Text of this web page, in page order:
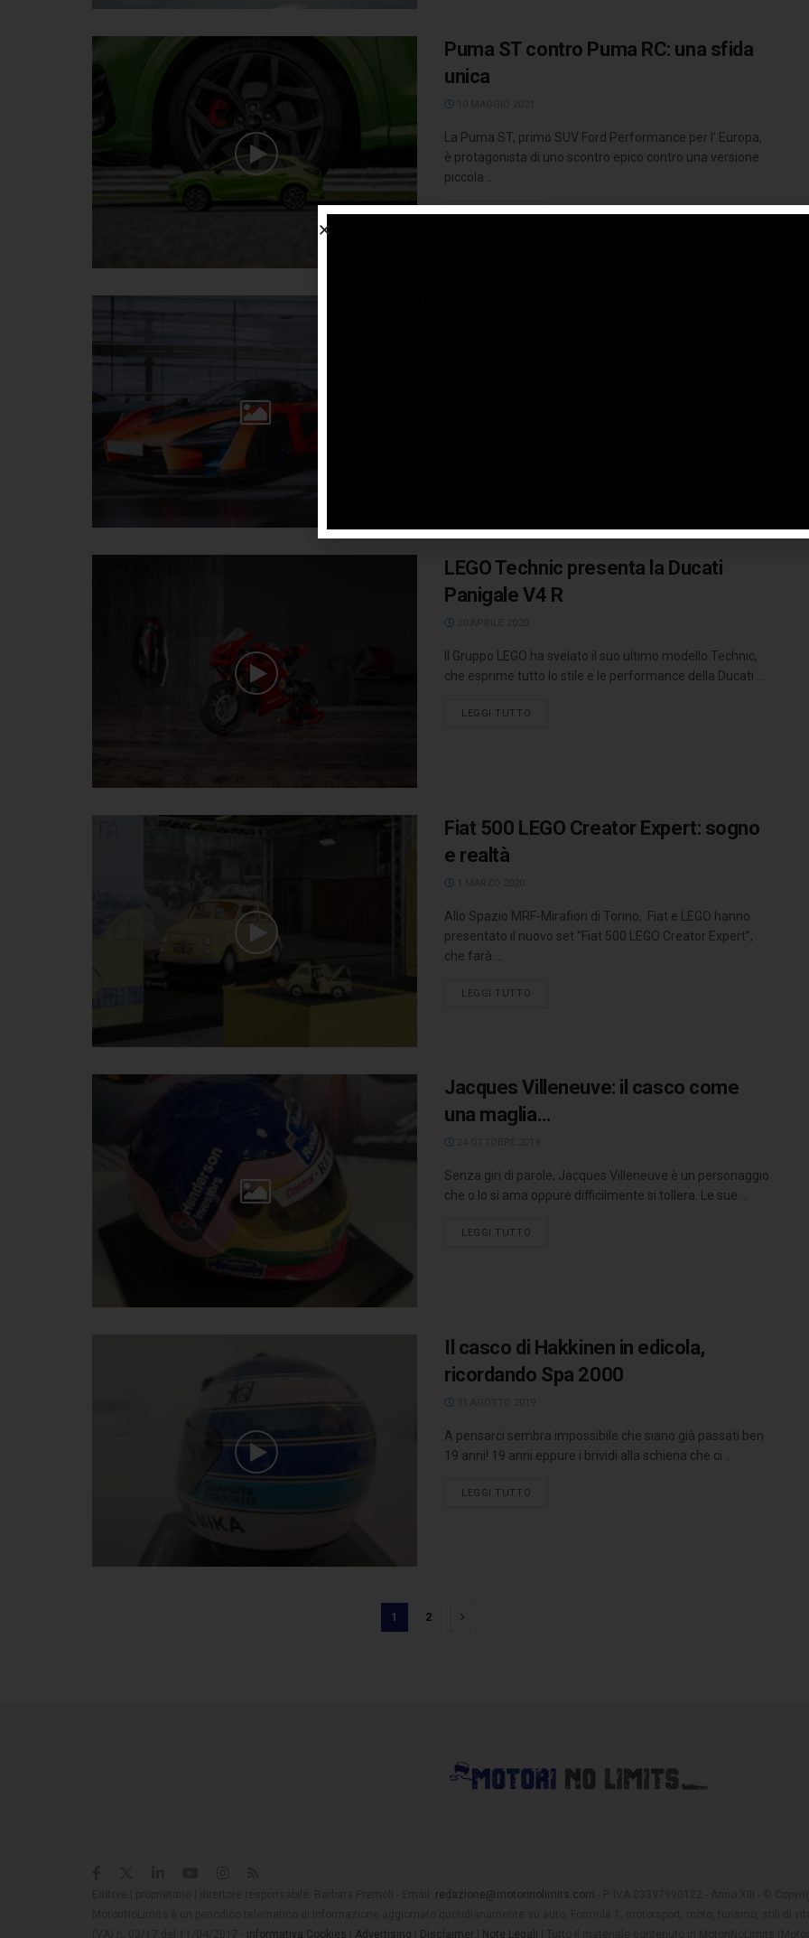
Puma ST contro Puma RC: una sfida
unica
La Puma ST, primo SUV Ford Performance per l’ Europa,
è protagonista di uno scontro epico contro una versione
piccola ...
LEGGI TUTTO
LEGO Technic presenta la Ducati
Panigale V4 R
Il Gruppo LEGO ha svelato il suo ultimo modello Technic,
che esprime tutto lo stile e le performance della Ducati ...
LEGGI TUTTO
Fiat 500 LEGO Creator Expert: sogno
e realtà
Allo Spazio MRF-Mirafiori di Torino, Fiat e LEGO hanno
presentato il nuovo set “Fiat 500 LEGO Creator Expert”,
che farà ...
LEGGI TUTTO
Jacques Villeneuve: il casco come
una maglia…
Senza giri di parole, Jacques Villeneuve è un personaggio
che o lo si ama oppure difficilmente si tollera. Le sue ...
LEGGI TUTTO
Il casco di Hakkinen in edicola,
ricordando Spa 2000
A pensarci sembra impossibile che siano già passati ben
19 anni! 19 anni eppure i brividi alla schiena che ci ...
LEGGI TUTTO
1 2
redazione@motorinolimits.com
Informativa Cookies Advertising Disclaimer Note Legali